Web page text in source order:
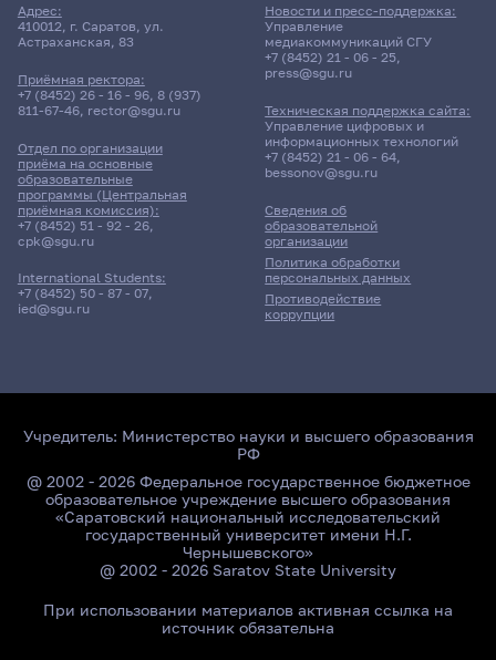
Адрес:
410012, г. Саратов, ул.
Астраханская, 83
Приёмная ректора:
+7 (8452) 26 - 16 - 96, 8 (937)
811-67-46, rector@sgu.ru
Отдел по организации
приёма на основные
образовательные
программы (Центральная
приёмная комиссия):
+7 (8452) 51 - 92 - 26,
cpk@sgu.ru
International Students:
+7 (8452) 50 - 87 - 07,
ied@sgu.ru
Сведения об
образовательной
организации
Политика обработки
персональных данных
Противодействие
коррупции
Новости и пресс-поддержка:
Управление
медиакоммуникаций СГУ
+7 (8452) 21 - 06 - 25,
press@sgu.ru
Техническая поддержка сайта:
Управление цифровых и
информационных технологий
+7 (8452) 21 - 06 - 64,
bessonov@sgu.ru
Учредитель: Министерство науки и высшего образования
РФ
@ 2002 - 2026 Федеральное государственное бюджетное
образовательное учреждение высшего образования
«Саратовский национальный исследовательский
государственный университет имени Н.Г.
Чернышевского»
@ 2002 - 2026 Saratov State University
При использовании материалов активная ссылка на
источник обязательна